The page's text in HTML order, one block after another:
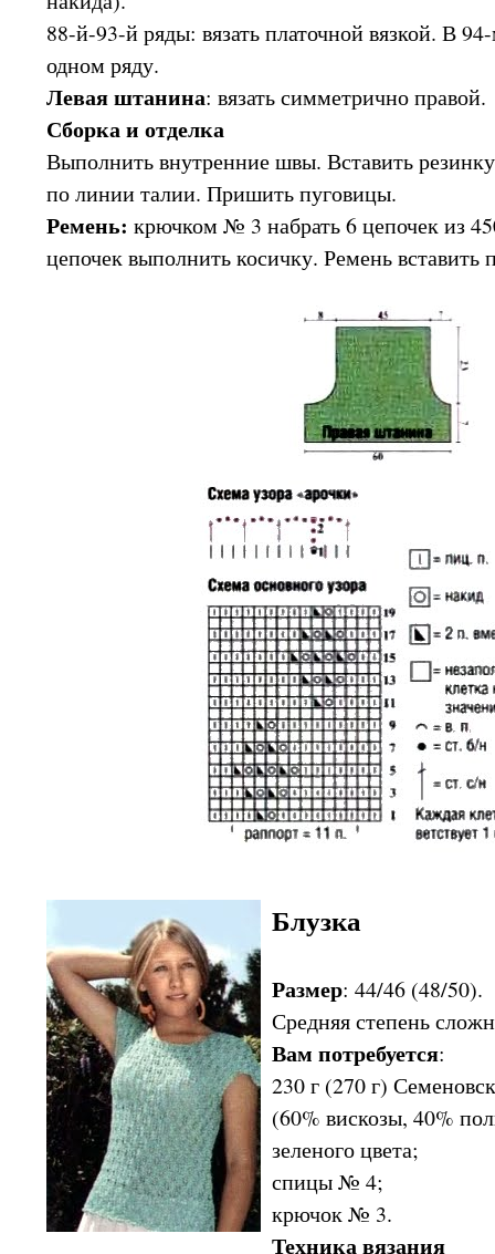
88-й-93-й ряды: вязать платочной вязкой. В
одном ряду.
Левая штанина: вязать симметрично правой.
Сборка и отделка
Выполнить внутренние швы. Вставить
по линии талии. Пришить пуговицы.
Ремень: крючком № 3 набрать 6 цепочек из
цепочек выполнить косичку. Ремень вставить
Блузка
Размер: 44/46 (48/50).
Средняя степень
Вам потребуется:
230 г (270 г)
(60% вискозы, 40%
зеленого цвета;
спицы № 4;
крючок № 3.
Техника вязания